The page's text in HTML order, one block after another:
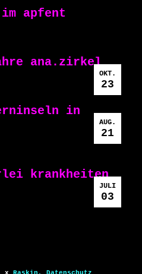
apfent
OKT.
23
ana.zirkel
AUG.
21
in
JULI
03
krankheiten